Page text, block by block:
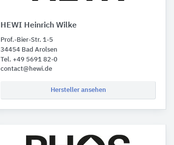
HEWI Heinrich Wilke
Prof.-Bier-Str. 1-5
34454 Bad Arolsen
Tel. +49 5691 82-0
contact@hewi.de
Hersteller ansehen